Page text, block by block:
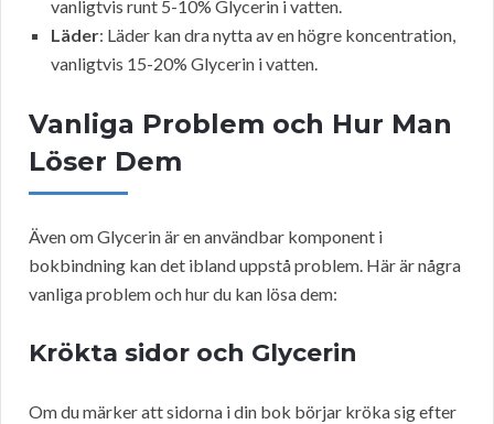
vanligtvis runt 5-10% Glycerin i vatten.
Läder: Läder kan dra nytta av en högre koncentration,
vanligtvis 15-20% Glycerin i vatten.
Vanliga Problem och Hur Man
Löser Dem
Även om Glycerin är en användbar komponent i
bokbindning kan det ibland uppstå problem. Här är några
vanliga problem och hur du kan lösa dem:
Krökta sidor och Glycerin
Om du märker att sidorna i din bok börjar kröka sig efter